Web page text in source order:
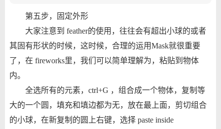
第五步，固定外形
大家注意到 feather的使用，往往会有超出小球的或者
其固有形状的时候，这时候，合理的运用Mask就很重要
了，在 fireworks里，我们可以简单理解为，粘贴到物体
内。
全选所有的元素，ctrl+G ，组合成一个物体，复制等
大的一个圆，填充和填边都为无，放在最上面，剪切组合
的小球，在新复制的圆上右键，选择 paste inside